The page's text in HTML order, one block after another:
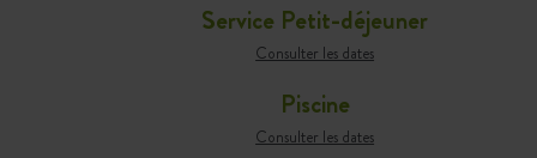
Service Petit-déjeuner
Consulter les dates
Piscine
Consulter les dates